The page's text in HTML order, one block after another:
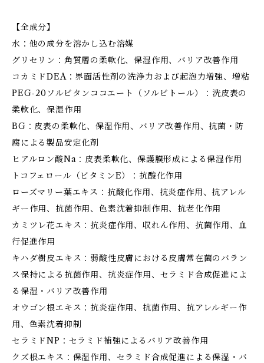
【全成分】
水：他の成分を溶かし込む溶媒
グリセリン：角質層の柔軟化、保湿作用、バリア改善作用
コカミドDEA：界面活性剤の洗浄力および起泡力増強、増粘
PEG-20ソルビタンココエート（ソルビトール）：洗皮表の
柔軟化、保湿作用
BG：皮表の柔軟化、保湿作用、バリア改善作用、抗菌・防
腐による製品安定化剤
ヒアルロン酸Na：皮表柔軟化、保護膜形成による保湿作用
トコフェロール（ビタミンE）：抗酸化作用
ローズマリー葉エキス：抗酸化作用、抗炎症作用、抗アレル
ギー作用、抗菌作用、色素沈着抑制作用、抗老化作用
カミツレ花エキス：抗炎症作用、収れん作用、抗菌作用、血
行促進作用
キハダ樹皮エキス：弱酸性皮膚における皮膚常在菌のバラン
ス保持による抗菌作用、抗炎症作用、セラミド合成促進によ
る保湿・バリア改善作用
オウゴン根エキス：抗炎症作用、抗菌作用、抗アレルギー作
用、色素沈着抑制
セラミドNP：セラミド補強によるバリア改善作用
クズ根エキス：保湿作用、セラミド合成促進による保湿・バ